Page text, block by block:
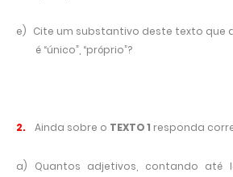
e) Cite um substantivo deste texto que
é “único”, “próprio”?
2. Ainda sobre o TEXTO 1 responda
a) Quantos adjetivos, contando até